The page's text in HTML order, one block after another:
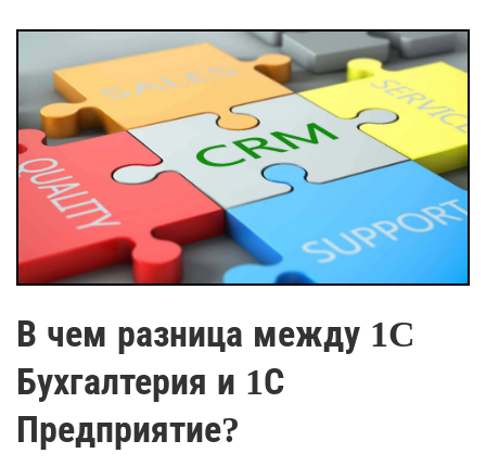
В чем разница между 1C
Бухгалтерия и 1С
Предприятие?